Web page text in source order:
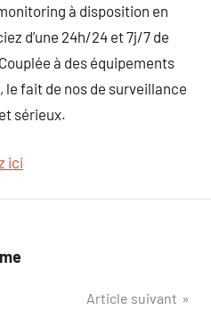
à disposition en
d’une 24h/24 et 7j/7 de
à des équipements
fait de nos de surveillance
sérieux.
ici
Article suivant